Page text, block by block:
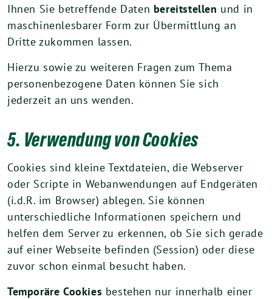
Ihnen Sie betreffende Daten bereitstellen und in
maschinenlesbarer Form zur Übermittlung an
Dritte zukommen lassen.
Hierzu sowie zu weiteren Fragen zum Thema
personenbezogene Daten können Sie sich
jederzeit an uns wenden.
5. Verwendung von Cookies
Cookies sind kleine Textdateien, die Webserver
oder Scripte in Webanwendungen auf Endgeräten
(i.d.R. im Browser) ablegen. Sie können
unterschiedliche Informationen speichern und
helfen dem Server zu erkennen, ob Sie sich gerade
auf einer Webseite befinden (Session) oder diese
zuvor schon einmal besucht haben.
Temporäre Cookies bestehen nur innerhalb einer